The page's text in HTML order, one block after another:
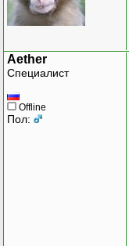
Aether
Специалист
Offline
Пол: